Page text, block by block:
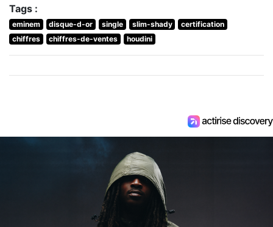
Tags :
eminem disque-d-or single slim-shady
certification
chiffres
chiffres-de-ventes houdini